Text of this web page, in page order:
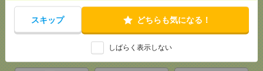
スキップ どちらも気になる！
しばらく表示しない
気になる！
LINE